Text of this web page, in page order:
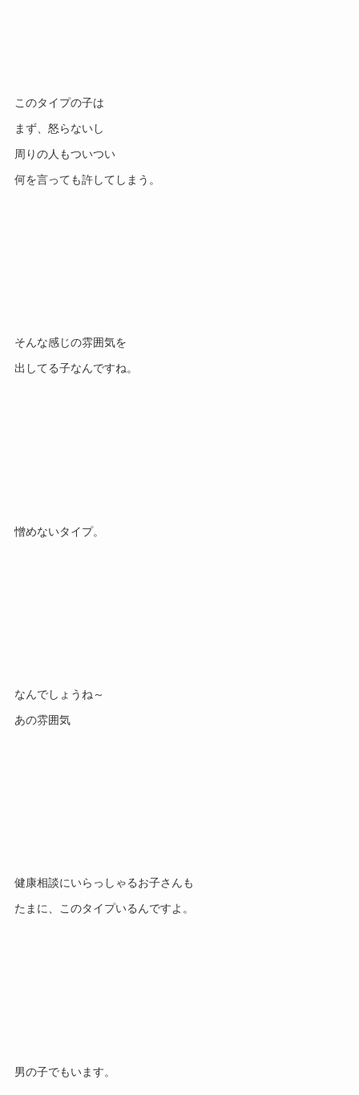
このタイプの子は
まず、怒らないし
周りの人もついつい
何を言っても許してしまう。
そんな感じの雰囲気を
出してる子なんですね。
憎めないタイプ。
なんでしょうね～
あの雰囲気
健康相談にいらっしゃるお子さんも
たまに、このタイプいるんですよ。
男の子でもいます。